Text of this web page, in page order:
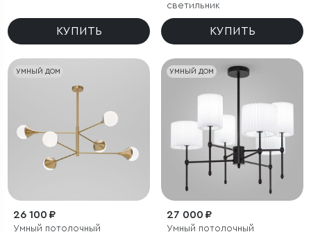
КУПИТЬ
светильник
КУПИТЬ
УМНЫЙ ДОМ
26 100 ₽
Умный потолочный
УМНЫЙ ДОМ
27 000 ₽
Умный потолочный